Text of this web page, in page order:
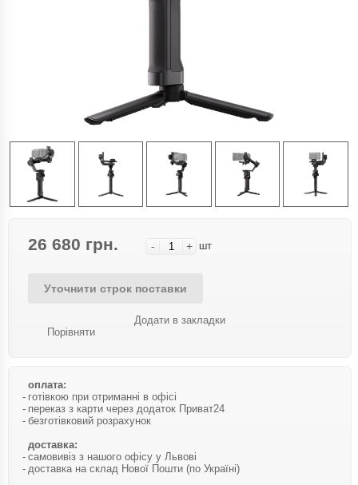
26 680 грн. - + шт
Уточнити строк поставки
Порівняти
Додати в закладки
оплата:
готівкою при отриманні в офісі
переказ з карти через додаток Приват24
безготівковий розрахунок
доставка:
самовивіз з нашого офісу у Львові
доставка на склад Нової Пошти (по Україні)